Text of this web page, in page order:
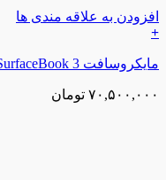
افزودن به علاقه مندی ها
+
مایکروسافت Microsoft SurfaceBook 3
۷۰,۵۰۰,۰۰۰ تومان